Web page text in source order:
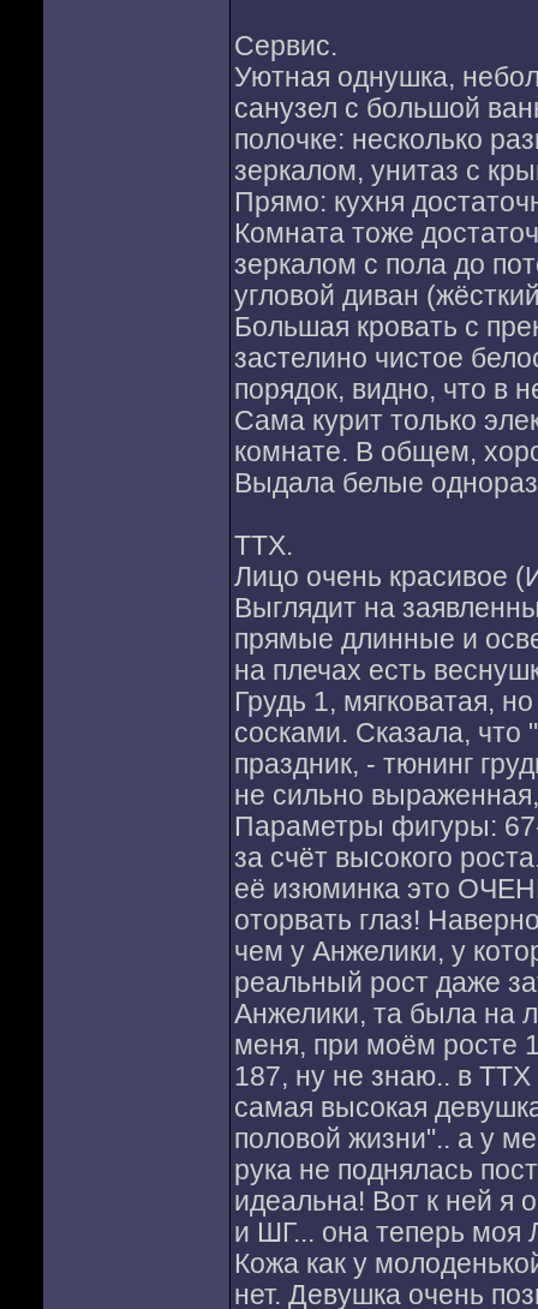
Сервис.
Уютная однушка,
санузел с большой
полочке: несколько
зеркалом, унитаз с
Прямо: кухня
Комната тоже
зеркалом с пола до
угловой диван
Большая кровать с
застелино чистое
порядок, видно, что в
Сама курит только
комнате. В общем,
Выдала белые
ТТХ.
Лицо очень красивое
Выглядит на
прямые длинные и
на плечах есть
Грудь 1, мягковатая,
сосками. Сказала, что
праздник, - тюнинг
не сильно
Параметры фигуры:
за счёт высокого
её изюминка это
оторвать глаз!
чем у Анжелики, у
реальный рост даже
Анжелики, та была на
меня, при моём росте
187, ну не знаю.. в ТТХ
самая высокая
половой жизни".. а у
рука не поднялась
идеальна! Вот к ней я
и ШГ... она теперь моя
Кожа как у
нет. Девушка очень